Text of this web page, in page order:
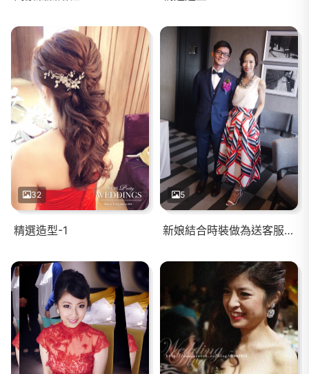
32
精選造型-1
5
新娘結合時裝做為送客服，品味出眾，新穎又fashion